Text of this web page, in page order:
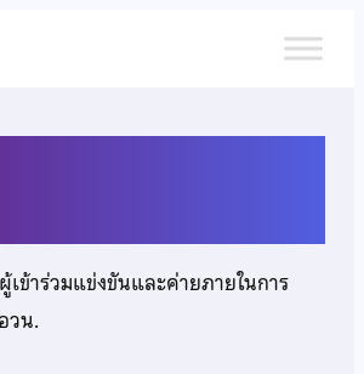
ข้าร่วมแข่งขันและค่ายภายในการ
วน.